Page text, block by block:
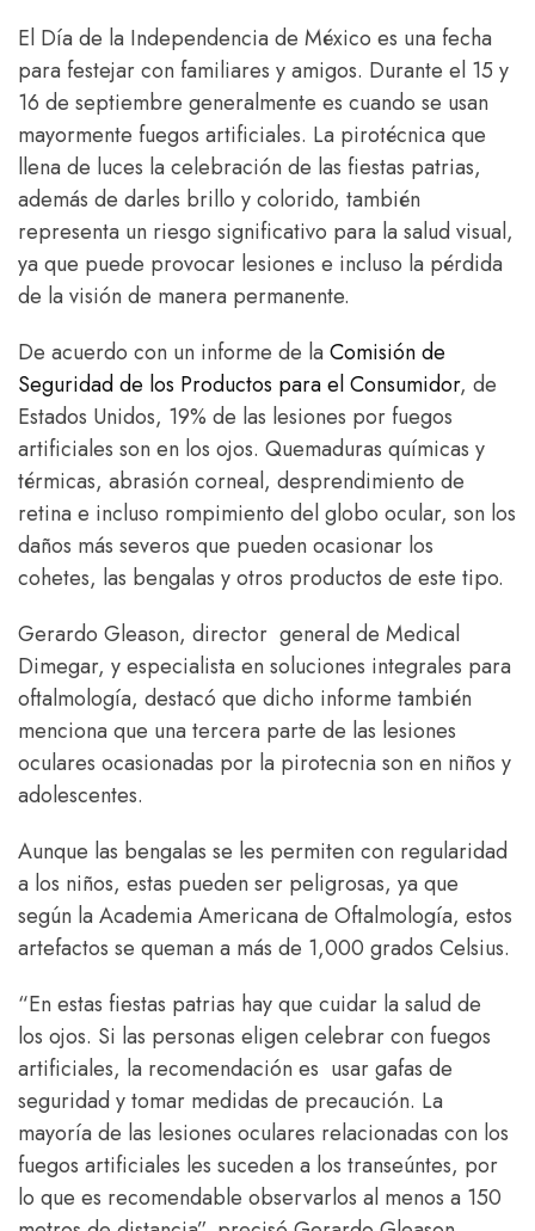
El Día de la Independencia de México es una fecha
para festejar con familiares y amigos. Durante el 15 y
16 de septiembre generalmente es cuando se usan
mayormente fuegos artificiales. La pirotécnica que
llena de luces la celebración de las fiestas patrias,
además de darles brillo y colorido, también
representa un riesgo significativo para la salud visual,
ya que puede provocar lesiones e incluso la pérdida
de la visión de manera permanente.
De acuerdo con un informe de la Comisión de
Seguridad de los Productos para el Consumidor, de
Estados Unidos, 19% de las lesiones por fuegos
artificiales son en los ojos. Quemaduras químicas y
térmicas, abrasión corneal, desprendimiento de
retina e incluso rompimiento del globo ocular, son los
daños más severos que pueden ocasionar los
cohetes, las bengalas y otros productos de este tipo.
Gerardo Gleason, director general de Medical
Dimegar, y especialista en soluciones integrales para
oftalmología, destacó que dicho informe también
menciona que una tercera parte de las lesiones
oculares ocasionadas por la pirotecnia son en niños y
adolescentes.
Aunque las bengalas se les permiten con regularidad
a los niños, estas pueden ser peligrosas, ya que
según la Academia Americana de Oftalmología, estos
artefactos se queman a más de 1,000 grados Celsius.
“En estas fiestas patrias hay que cuidar la salud de
los ojos. Si las personas eligen celebrar con fuegos
artificiales, la recomendación es usar gafas de
seguridad y tomar medidas de precaución. La
mayoría de las lesiones oculares relacionadas con los
fuegos artificiales les suceden a los transeúntes, por
lo que es recomendable observarlos al menos a 150